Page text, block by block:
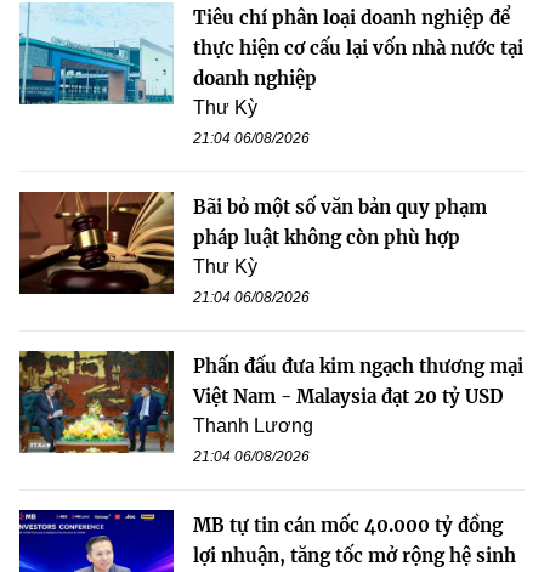
Tiêu chí phân loại doanh nghiệp để
thực hiện cơ cấu lại vốn nhà nước tại
doanh nghiệp
Thư Kỳ
21:04 06/08/2026
Bãi bỏ một số văn bản quy phạm
pháp luật không còn phù hợp
Thư Kỳ
21:04 06/08/2026
Phấn đấu đưa kim ngạch thương mại
Việt Nam - Malaysia đạt 20 tỷ USD
Thanh Lương
21:04 06/08/2026
MB tự tin cán mốc 40.000 tỷ đồng
lợi nhuận, tăng tốc mở rộng hệ sinh